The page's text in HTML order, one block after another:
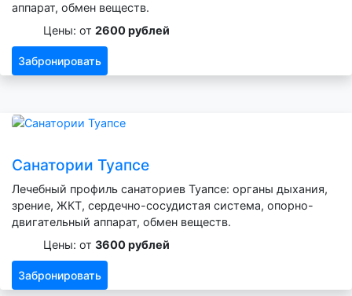
аппарат, обмен веществ.
Цены: от 2600 рублей
Забронировать
Санатории Туапсе
Лечебный профиль санаториев Туапсе: органы дыхания,
зрение, ЖКТ, сердечно-сосудистая система, опорно-
двигательный аппарат, обмен веществ.
Цены: от 3600 рублей
Забронировать